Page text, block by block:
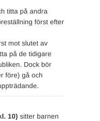
titta på andra
först efter
mot slutet av
på de tidigare
Dock bör
före) gå och
10) sitter barnen